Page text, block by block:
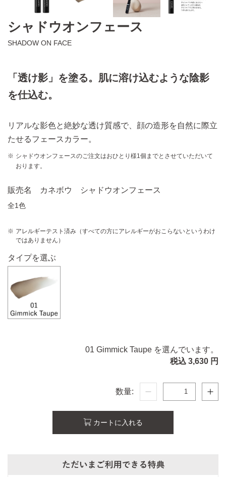
シャドウオンフェース
SHADOW ON FACE
「透け影」を塗る。肌に溶け込むような陰影
を仕込む。
リアルな影色と絶妙な透け質感で、顔の造形を自然に際立
たせるフェースカラー。
シャドウオンフェースのご注文はおひとり様1個までとさせていただいて
おります。
販売名 カネボウ シャドウオンフェース
全1色
アレルギーテスト済み（すべての方にアレルギーがおこらないというわけ
ではありません）
タイプを選ぶ
01 Gimmick Taupe を選んでいます。
税込 3,630 円
数量:
カートに入れる